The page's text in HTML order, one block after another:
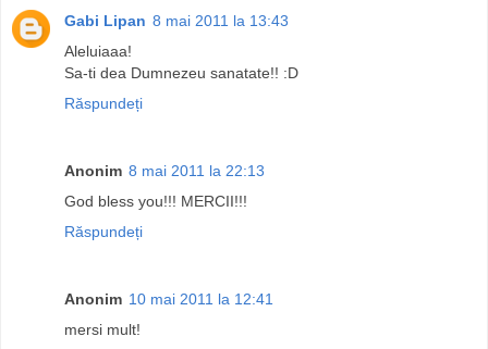
Gabi Lipan 8 mai 2011 la 13:43
Aleluiaaa!
Sa-ti dea Dumnezeu sanatate!! :D
Răspundeți
Anonim 8 mai 2011 la 22:13
God bless you!!! MERCII!!!
Răspundeți
Anonim 10 mai 2011 la 12:41
mersi mult!